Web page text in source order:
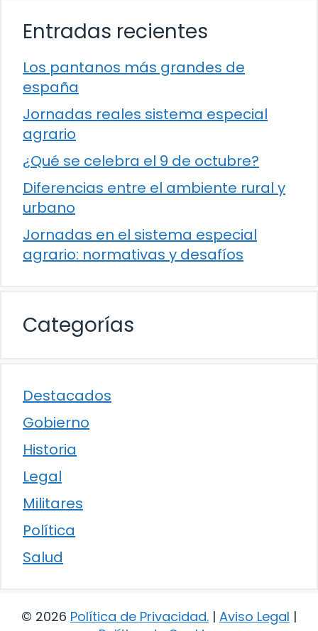
Entradas recientes
Los pantanos más grandes de
españa
Jornadas reales sistema especial
agrario
¿Qué se celebra el 9 de octubre?
Diferencias entre el ambiente rural y
urbano
Jornadas en el sistema especial
agrario: normativas y desafíos
Categorías
Destacados
Gobierno
Historia
Legal
Militares
Política
Salud
© 2026 Política de Privacidad. | Aviso Legal |